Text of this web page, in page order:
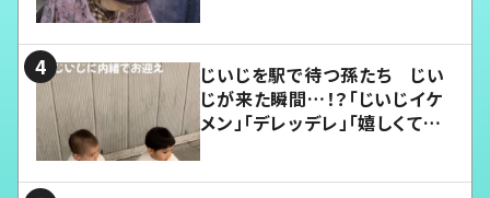
じいじを駅で待つ孫たち じい
じが来た瞬間…！？「じいじイケ
メン」「デレッデレ」「嬉しくて可